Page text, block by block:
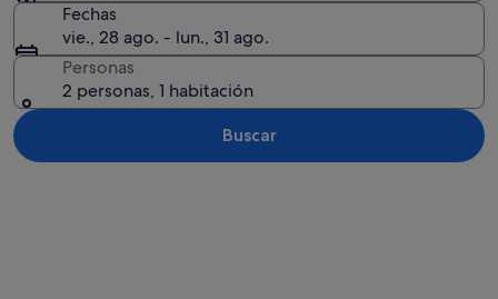
Fechas
vie., 28 ago. - lun., 31 ago.
Personas
2 personas, 1 habitación
Buscar